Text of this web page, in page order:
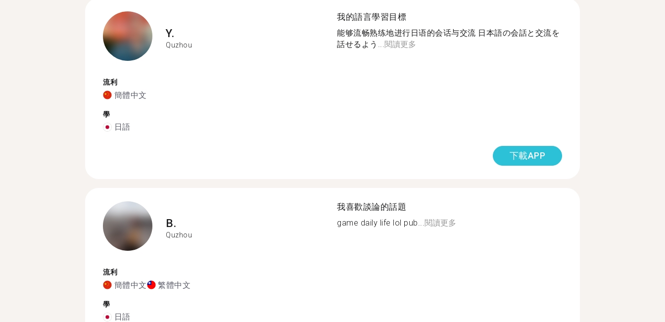
Y.
Quzhou
流利
簡體中文
學
日語
我的語言學習目標
能够流畅熟练地进行日语的会话与交流 日本語の会話と交流を
話せるよう...閱讀更多
下載APP
B.
Quzhou
流利
簡體中文 繁體中文
學
日語
我喜歡談論的話題
game daily life lol pub...閱讀更多